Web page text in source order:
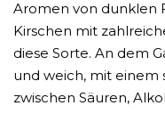
Aromen von dunklen
Kirschen mit
diese Sorte. An dem
und weich, mit einem
zwischen Säuren,